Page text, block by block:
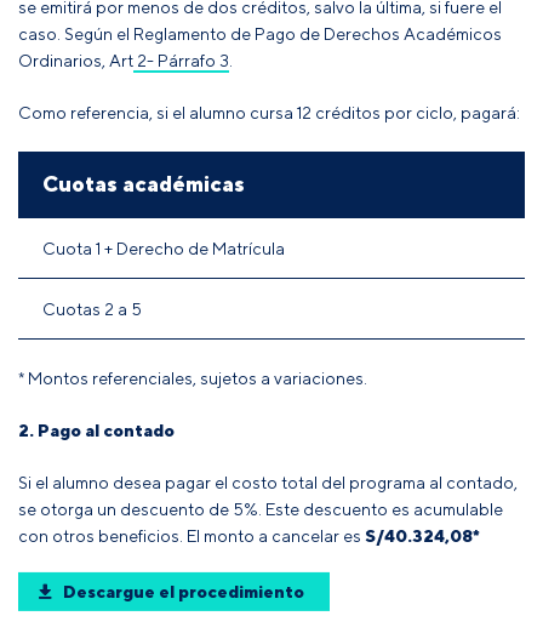
se emitirá por menos de dos créditos, salvo la última, si fuere el
caso Según el Reglamento de Pago de Derechos Académicos
Ordinarios, Art 2- Párrafo 3
Como referencia, si el alumno cursa 12 créditos por ciclo, pagará:
Cuotas académicas
Cuota 1 + Derecho de Matrícula
Cuotas 2 a 5
* Montos referenciales, sujetos a variaciones.
2. Pago al contado
Si el alumno desea pagar el costo total del programa al contado,
se otorga un descuento de 5%. Este descuento es acumulable
con otros beneficios. El monto a cancelar es S/40.324,08*
Descargue el procedimiento